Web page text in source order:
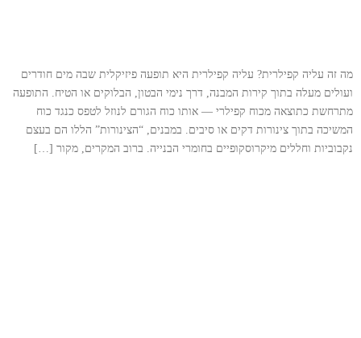
מה זה עליה קפילרית? עליה קפילרית היא תופעה פיזיקלית שבה מים חודרים
ועולים מעלה בתוך קירות המבנה, דרך נימי הבטון, הבלוקים או הטיח. התופעה
מתרחשת כתוצאה מכוח קפילרי — אותו כוח הגורם לנוזל לטפס כנגד כוח
המשיכה בתוך צינורות דקים או סיבים. במבנים, “הצינורות” הללו הם בעצם
נקבוביות וחללים מיקרוסקופיים בחומרי הבנייה. ברוב המקרים, מקור […]